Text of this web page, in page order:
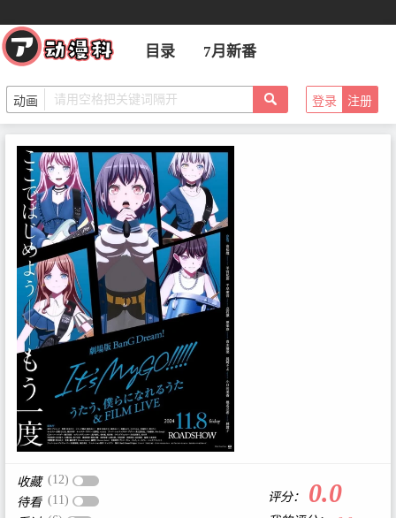
目录 7月新番
登录 注册
收藏 (12)
待看 (11)
评分： 0.0